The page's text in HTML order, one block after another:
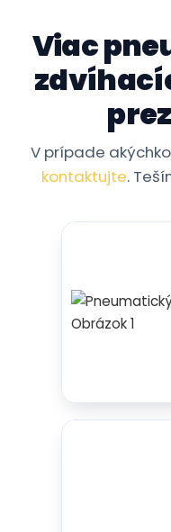
V prípade
kontaktujte
.